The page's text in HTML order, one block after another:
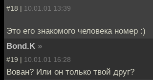
#18 | 10.01.01 13:39
Это его знакомого человека номер :)
Bond.K »
#19 | 10.01.01 16:28
Вован? Или он только твой друг?